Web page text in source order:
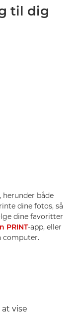
til dig
herunder både
dine fotos, så
dine favoritter
PRINT-app, eller
computer.
vise